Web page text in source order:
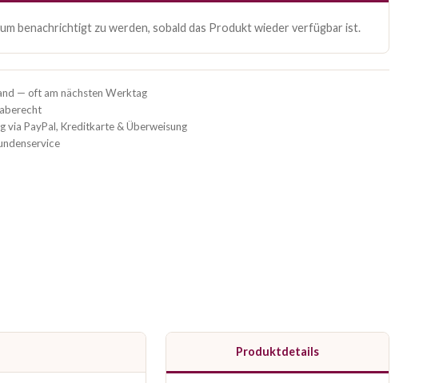
um benachrichtigt zu werden, sobald das Produkt wieder verfügbar ist.
— oft am nächsten Werktag
via PayPal, Kreditkarte & Überweisung
Produktdetails